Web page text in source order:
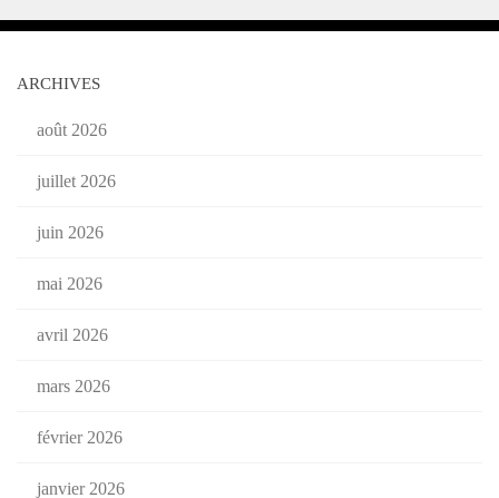
ARCHIVES
août 2026
juillet 2026
juin 2026
mai 2026
avril 2026
mars 2026
février 2026
janvier 2026